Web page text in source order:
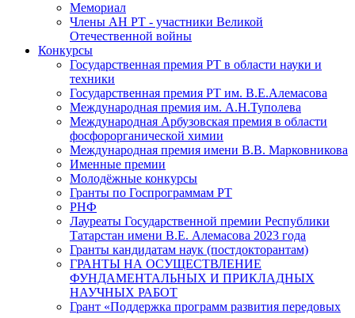
Мемориал
Члены АН РТ - участники Великой
Отечественной войны
Конкурсы
Государственная премия РТ в области науки и
техники
Государственная премия РТ им. В.Е.Алемасова
Международная премия им. А.Н.Туполева
Международная Арбузовская премия в области
фосфорорганической химии
Международная премия имени В.В. Марковникова
Именные премии
Молодёжные конкурсы
Гранты по Госпрограммам РТ
РНФ
Лауреаты Государственной премии Республики
Татарстан имени В.Е. Алемасова 2023 года
Гранты кандидатам наук (постдокторантам)
ГРАНТЫ НА ОСУЩЕСТВЛЕНИЕ
ФУНДАМЕНТАЛЬНЫХ И ПРИКЛАДНЫХ
НАУЧНЫХ РАБОТ
Грант «Поддержка программ развития передовых